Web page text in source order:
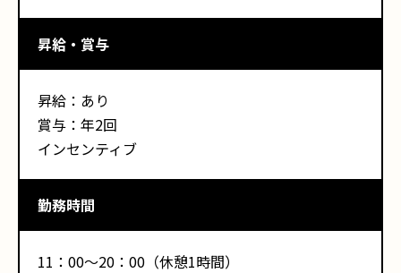
昇給・賞与
昇給：あり
賞与：年2回
インセンティブ
勤務時間
11：00～20：00（休憩1時間）